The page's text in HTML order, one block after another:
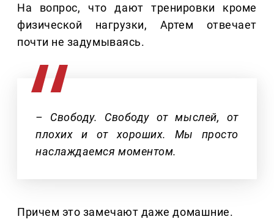
На вопрос, что дают тренировки кроме
физической нагрузки, Артем отвечает
почти не задумываясь.
– Свободу. Свободу от мыслей, от
плохих и от хороших. Мы просто
наслаждаемся моментом.
Причем это замечают даже домашние.